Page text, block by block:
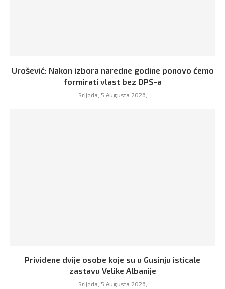
Urošević: Nakon izbora naredne godine ponovo ćemo
formirati vlast bez DPS-a
Srijeda, 5 Augusta 2026,
Prividene dvije osobe koje su u Gusinju isticale
zastavu Velike Albanije
Srijeda, 5 Augusta 2026,